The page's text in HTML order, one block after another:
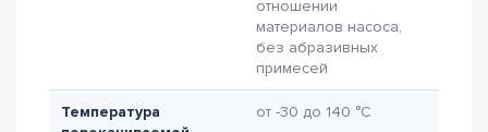
отношении
материалов насоса,
без абразивных
примесей
Температура
от -30 до 140 °C